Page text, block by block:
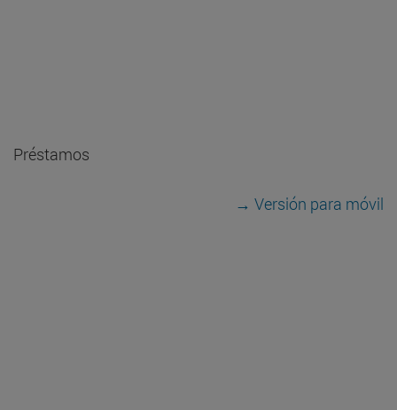
Préstamos
→ Versión para móvil